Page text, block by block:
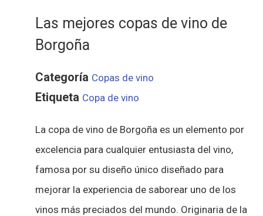
Las mejores copas de vino de
Borgoña
Categoría Copas de vino
Etiqueta Copa de vino
La copa de vino de Borgoña es un elemento por
excelencia para cualquier entusiasta del vino,
famosa por su diseño único diseñado para
mejorar la experiencia de saborear uno de los
vinos más preciados del mundo. Originaria de la